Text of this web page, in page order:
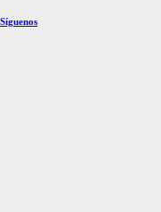
Síguenos